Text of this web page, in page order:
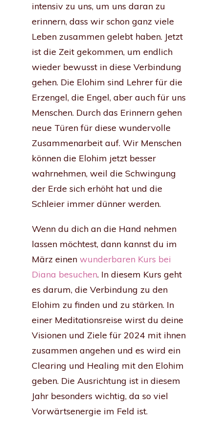
intensiv zu uns, um uns daran zu
erinnern, dass wir schon ganz viele
Leben zusammen gelebt haben. Jetzt
ist die Zeit gekommen, um endlich
wieder bewusst in diese Verbindung
gehen. Die Elohim sind Lehrer für die
Erzengel, die Engel, aber auch für uns
Menschen. Durch das Erinnern gehen
neue Türen für diese wundervolle
Zusammenarbeit auf. Wir Menschen
können die Elohim jetzt besser
wahrnehmen, weil die Schwingung
der Erde sich erhöht hat und die
Schleier immer dünner werden.
Wenn du dich an die Hand nehmen
lassen möchtest, dann kannst du im
März einen wunderbaren Kurs bei
Diana besuchen. In diesem Kurs geht
es darum, die Verbindung zu den
Elohim zu finden und zu stärken. In
einer Meditationsreise wirst du deine
Visionen und Ziele für 2024 mit ihnen
zusammen angehen und es wird ein
Clearing und Healing mit den Elohim
geben. Die Ausrichtung ist in diesem
Jahr besonders wichtig, da so viel
Vorwärtsenergie im Feld ist.